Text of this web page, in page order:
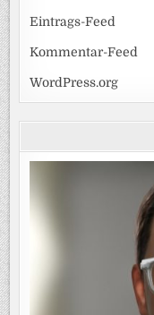
Eintrags-Feed
Kommentar-Feed
WordPress.org